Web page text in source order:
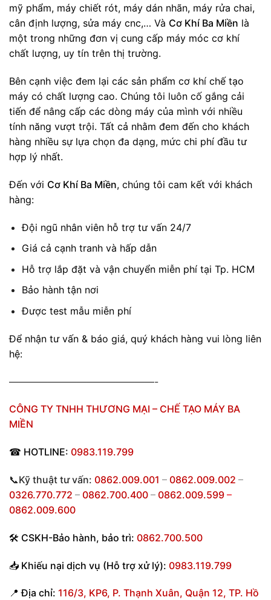
mỹ phẩm, máy chiết rót, máy dán nhãn, máy rửa chai,
cân định lượng, sửa máy cnc,… Và Cơ Khí Ba Miền là
một trong những đơn vị cung cấp máy móc cơ khí
chất lượng, uy tín trên thị trường.
Bên cạnh việc đem lại các sản phẩm cơ khí chế tạo
máy có chất lượng cao. Chúng tôi luôn cố gắng cải
tiến để nâng cấp các dòng máy của mình với nhiều
tính năng vượt trội. Tất cả nhằm đem đến cho khách
hàng nhiều sự lựa chọn đa dạng, mức chi phí đầu tư
hợp lý nhất.
Đến với Cơ Khí Ba Miền, chúng tôi cam kết với khách
hàng:
Đội ngũ nhân viên hỗ trợ tư vấn 24/7
Giá cả cạnh tranh và hấp dẫn
Hỗ trợ lắp đặt và vận chuyển miễn phí tại Tp. HCM
Bảo hành tận nơi
Được test mẫu miễn phí
Để nhận tư vấn & báo giá, quý khách hàng vui lòng liên
hệ:
———————————————-
CÔNG TY TNHH THƯƠNG MẠI – CHẾ TẠO MÁY BA
MIỀN
☎ HOTLINE: 0983.119.799
📞Kỹ thuật tư vấn: 0862.009.001 – 0862.009.002 –
0326.770.772 – 0862.700.400 – 0862.009.599 –
0862.009.600
🛠 CSKH-Bảo hành, bảo trì: 0862.700.500
📥 Khiếu nại dịch vụ (Hỗ trợ xử lý): 0983.119.799
📍 Địa chỉ: 116/3, KP6, P. Thạnh Xuân, Quận 12, TP. Hồ